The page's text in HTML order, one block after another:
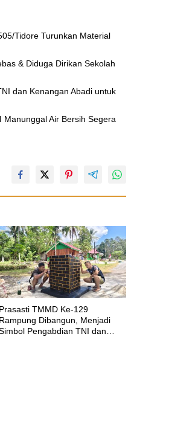
Tidore Turunkan Material
& Diduga Dirikan Sekolah
dan Kenangan Abadi untuk
Air Bersih Segera
Prasasti TMMD Ke-129
Rampung Dibangun, Menjadi
Pengabdian TNI dan